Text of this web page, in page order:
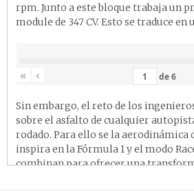
rpm. Junto a este bloque trabaja un
module de 347 CV. Esto se traduce en
« ‹ de6
Sin embargo, el reto de los
sobre el asfalto de cualquier
rodado. Para ello se la aerodinámica
inspira en la Fórmula 1 y el modo
combinan para ofrecer una